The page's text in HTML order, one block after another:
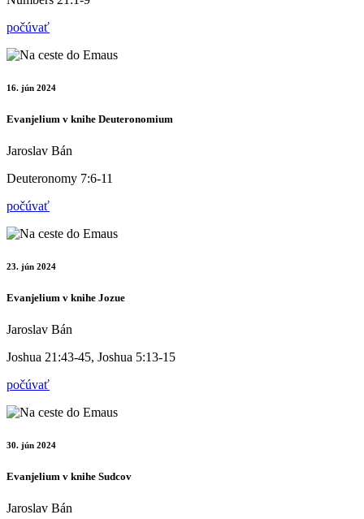
počúvať
16. jún 2024
Evanjelium v knihe Deuteronomium
Jaroslav Bán
Deuteronomy 7:6-11
počúvať
23. jún 2024
Evanjelium v knihe Jozue
Jaroslav Bán
Joshua 21:43-45, Joshua 5:13-15
počúvať
30. jún 2024
Evanjelium v knihe Sudcov
Jaroslav Bán